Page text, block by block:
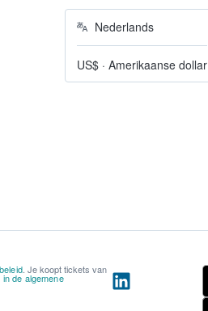
Nederlands
US$ ·Amerikaanse dollar
. Je koopt tickets van
de algemene